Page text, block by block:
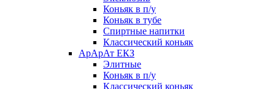
Коньяк в п/у
Коньяк в тубе
Спиртные напитки
Классический коньяк
АрАрАт ЕКЗ
Элитные
Коньяк в п/у
Классический коньяк